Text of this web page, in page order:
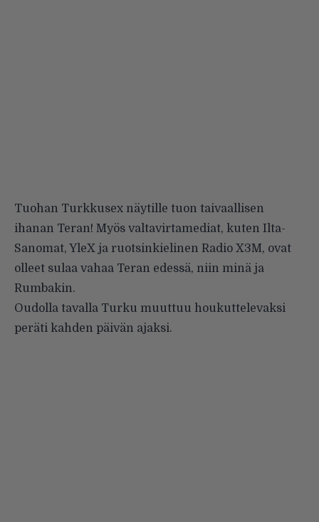
Tuohan Turkkusex näytille tuon taivaallisen
ihanan Teran! Myös valtavirtamediat, kuten Ilta-
Sanomat, YleX ja ruotsinkielinen Radio X3M, ovat
olleet sulaa vahaa Teran edessä, niin minä ja
Rumbakin.
Oudolla tavalla Turku muuttuu houkuttelevaksi
peräti kahden päivän ajaksi.